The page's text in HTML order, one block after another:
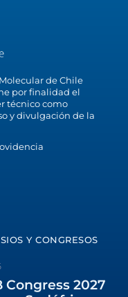
de Chile
por finalidad el
técnico como
y divulgación de la
Y CONGRESOS
Congress 2027